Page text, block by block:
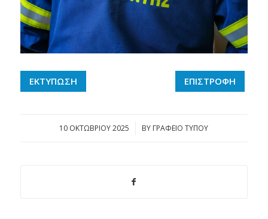
ΕΚΤΥΠΩΣΗ ΕΠΙΣΤΡΟΦΗ
10 ΟΚΤΩΒΡΊΟΥ 2025
/ BY ΓΡΑΦΕΙΟ ΤΥΠΟΥ